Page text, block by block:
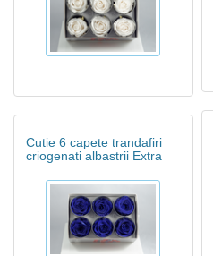
Cutie 6 capete trandafiri
criogenati albastrii Extra